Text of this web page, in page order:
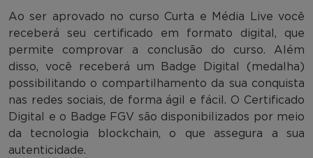
Ao ser aprovado no curso Curta e Média Live você
receberá seu certificado em formato digital, que
permite comprovar a conclusão do curso. Além
disso, você receberá um Badge Digital (medalha)
possibilitando o compartilhamento da sua conquista
nas redes sociais, de forma ágil e fácil. O Certificado
Digital e o Badge FGV são disponibilizados por meio
da tecnologia blockchain, o que assegura a sua
autenticidade.